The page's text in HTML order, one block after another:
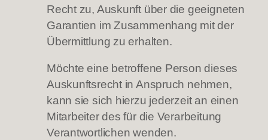
Recht zu, Auskunft über die geeigneten
Garantien im Zusammenhang mit der
Übermittlung zu erhalten.
Möchte eine betroffene Person dieses
Auskunftsrecht in Anspruch nehmen,
kann sie sich hierzu jederzeit an einen
Mitarbeiter des für die Verarbeitung
Verantwortlichen wenden.